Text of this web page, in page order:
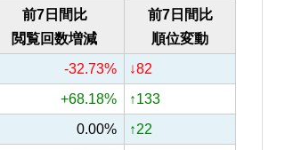
前7日間比
閲覧回数増減
前7日間比
順位変動
-32.73%
↓82
+68.18%
↑133
0.00%
↑22